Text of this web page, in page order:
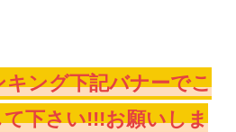
ング下記バナーでこ
下さい!!!お願いしま